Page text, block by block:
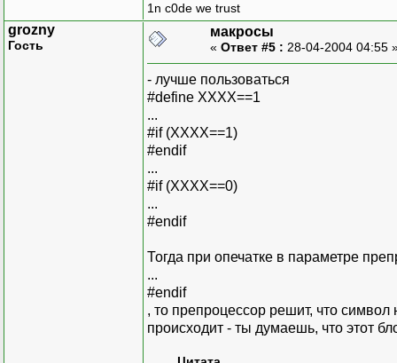
1n c0de we trust
grozny
Гость
макросы
« Ответ #5 : 28-04-2004 04:55
- лучше пользоваться
#define XXXX==1
...
#if (ХХХХ==1)
#endif
...
#if (ХХХХ==0)
...
#endif
Тогда при опечатке в параметре
...
#endif
, то препроцессор решит, что символ
происходит - ты думаешь, что этот